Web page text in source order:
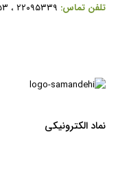
تلفن تماس: ۲۲۰۹۵۳۳۹ ، ۲۲۰۹۵۶۵۳ ، ۲۲۰۹۵۷۹۷ و ۷۱۷۳۹-۰۲۱
نماد الکترونیکی